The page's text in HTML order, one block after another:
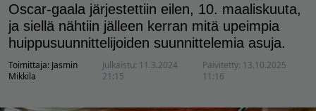
Oscar-gaala järjestettiin eilen, 10. maaliskuuta,
ja siellä nähtiin jälleen kerran mitä upeimpia
huippusuunnittelijoiden suunnittelemia asuja.
Toimittaja: Jasmin
Mikkila
Julkaistu: 11.3.2024
21:15
Päivitetty: 13.10.2025
11:16